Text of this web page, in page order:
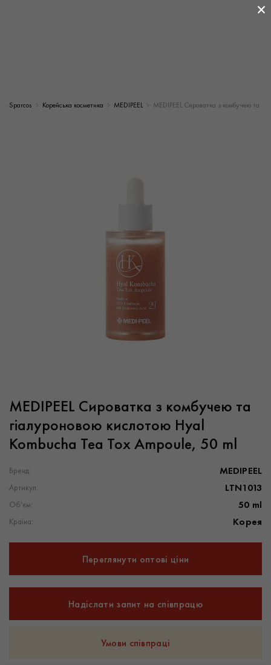
Sparcos Корейська косметика MEDIPEEL MEDIPEEL Сироватка з комбучею та
MEDIPEEL Сироватка з комбучею та
гіалуроновою кислотою Hyal
Kombucha Tea Tox Ampoule, 50 ml
Бренд: MEDIPEEL
Артикул: LTN1013
Об'єм: 50 ml
Країна: Корея
Переглянути оптові ціни
Надіслати запит на співпрацю
Умови співпраці
×